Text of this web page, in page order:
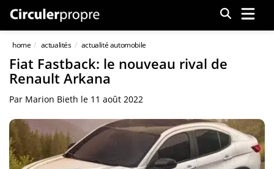
Menu
home actualités actualité automobile
Fiat Fastback: le nouveau rival de
Renault Arkana
Par Marion Bieth le 11 août 2022